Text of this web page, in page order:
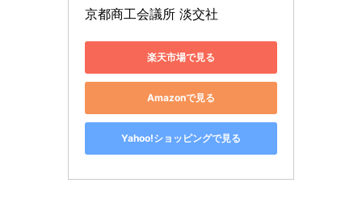
京都商工会議所 淡交社
楽天市場で見る
Amazonで見る
Yahoo!ショッピングで見る